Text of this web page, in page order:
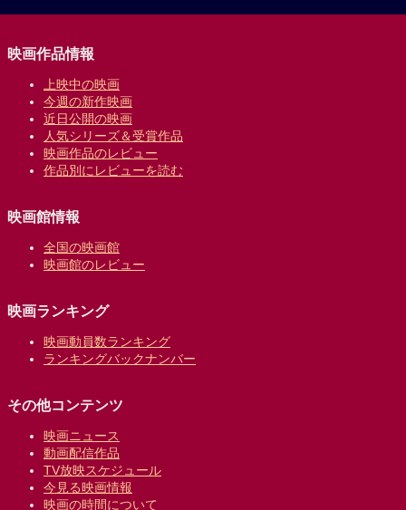
映画作品情報
上映中の映画
今週の新作映画
近日公開の映画
人気シリーズ＆受賞作品
映画作品のレビュー
作品別にレビューを読む
映画館情報
全国の映画館
映画館のレビュー
映画ランキング
映画動員数ランキング
ランキングバックナンバー
その他コンテンツ
映画ニュース
動画配信作品
TV放映スケジュール
今見る映画情報
映画の時間について